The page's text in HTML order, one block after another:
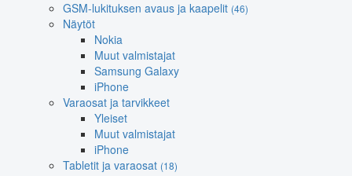
GSM-lukituksen avaus ja kaapelit (46)
Näytöt
Nokia
Muut valmistajat
Samsung Galaxy
iPhone
Varaosat ja tarvikkeet
Yleiset
Muut valmistajat
iPhone
Tabletit ja varaosat (18)